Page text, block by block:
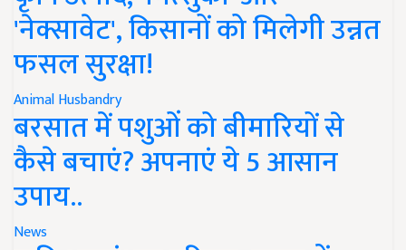
'नेक्सावेट', किसानों को मिलेगी उन्नत
फसल सुरक्षा!
Animal Husbandry
बरसात में पशुओं को बीमारियों से
कैसे बचाएं? अपनाएं ये 5 आसान
उपाय..
News